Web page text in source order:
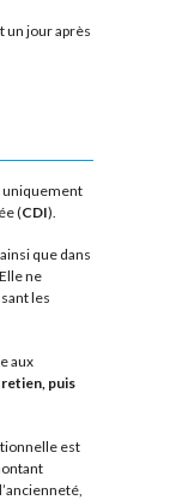
un jour après
uniquement
(CDI).
que dans
ne
les
aux
puis
est